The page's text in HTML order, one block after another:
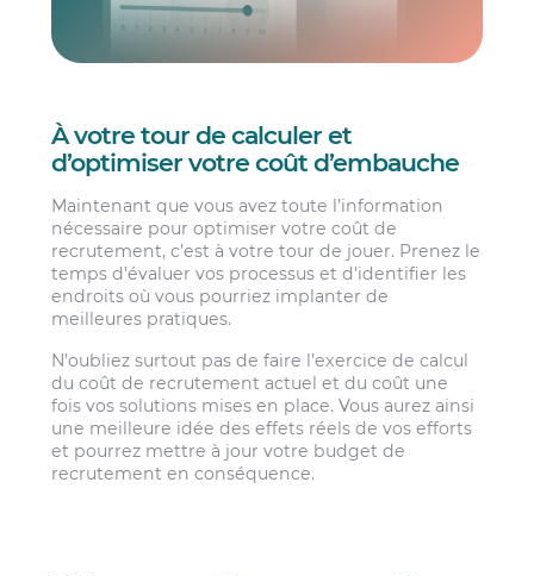
À votre tour de calculer et
d’optimiser votre coût d’embauche
Maintenant que vous avez toute l’information
nécessaire pour optimiser votre coût de
recrutement, c’est à votre tour de jouer. Prenez le
temps d’évaluer vos processus et d’identifier les
endroits où vous pourriez implanter de
meilleures pratiques.
N’oubliez surtout pas de faire l’exercice de calcul
du coût de recrutement actuel et du coût une
fois vos solutions mises en place. Vous aurez ainsi
une meilleure idée des effets réels de vos efforts
et pourrez mettre à jour votre budget de
recrutement en conséquence.